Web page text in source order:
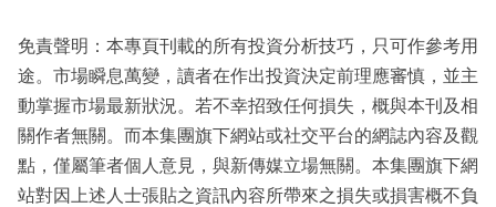
免責聲明：本專頁刊載的所有投資分析技巧，只可作參考用
途。市場瞬息萬變，讀者在作出投資決定前理應審慎，並主
動掌握市場最新狀況。若不幸招致任何損失，概與本刊及相
關作者無關。而本集團旗下網站或社交平台的網誌內容及觀
點，僅屬筆者個人意見，與新傳媒立場無關。本集團旗下網
站對因上述人士張貼之資訊內容所帶來之損失或損害概不負